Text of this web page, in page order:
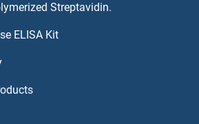
Streptavidin.
ELISA Kit